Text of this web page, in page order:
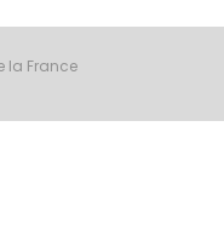
la France